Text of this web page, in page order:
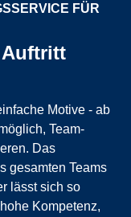
FÜR
Auftritt
Motive - ab
Team-
Das
gesamten Teams
lässt sich so
Kompetenz,